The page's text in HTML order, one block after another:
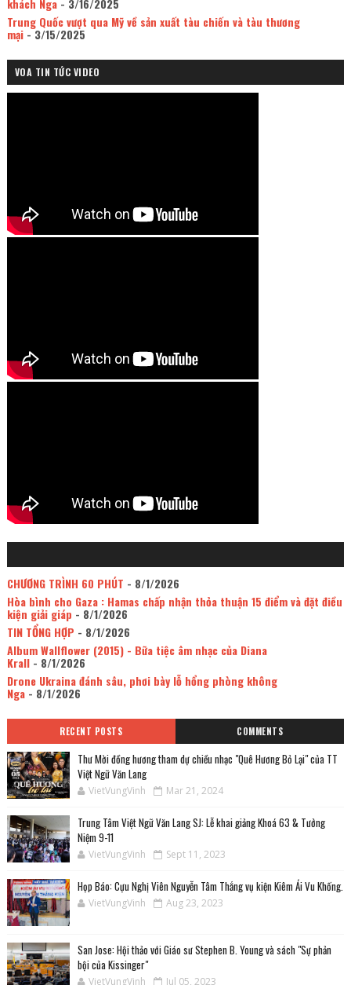
khách Nga- 3/16/2025
Trung Quốc vượt qua Mỹ về sản xuất tàu chiến và tàu thương
mại- 3/15/2025
VOA TIN TỨC VIDEO
CHƯƠNG TRÌNH 60 PHÚT - 8/1/2026
Hòa bình cho Gaza : Hamas chấp nhận thỏa thuận 15 điểm và đặt điều
kiện giải giáp - 8/1/2026
TIN TỔNG HỢP - 8/1/2026
Album Wallflower (2015) - Bữa tiệc âm nhạc của Diana
Krall- 8/1/2026
Drone Ukraina đánh sâu, phơi bày lỗ hổng phòng không
Nga- 8/1/2026
RECENT POSTS COMMENTS
Thư Mời đồng hương tham dự chiều nhạc "Quê Hương Bỏ Lại" của TT
Việt Ngữ Văn Lang
VietVungVinh Mar 21, 2024
Trung Tâm Việt Ngữ Văn Lang SJ: Lễ khai giảng Khoá 63 & Tưởng
Niệm 9-11
VietVungVinh Sept 11, 2023
Họp Báo: Cựu Nghị Viên Nguyễn Tâm Thắng vụ kiện Kiêm Ái Vu Khống.
VietVungVinh Aug 23, 2023
San Jose: Hội thảo với Giáo sư Stephen B. Young và sách "Sự phản
bội của Kissinger"
VietVungVinh Jul 05, 2023